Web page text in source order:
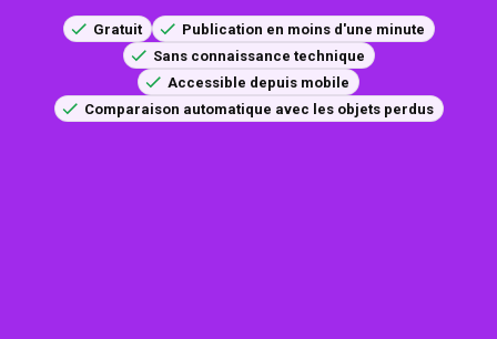
Gratuit
Publication en moins d'une minute
Sans connaissance technique
Accessible depuis mobile
Comparaison automatique avec les objets perdus